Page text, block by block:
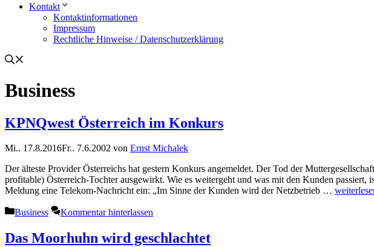
Kontakt
Kontaktinformationen
Impressum
Rechtliche Hinweise / Datenschutzerklärung
Business
KPNQwest Österreich im Konkurs
Mi.. 17.8.2016Fr.. 7.6.2002 von Ernst Michalek
Der älteste Provider Österreichs hat gestern Konkurs angemeldet. Der Tod der
profitable) Österreich-Tochter ausgewirkt. Wie es weitergeht und was mit den Kunden
Meldung eine Telekom-Nachricht ein: „Im Sinne der Kunden wird der Netzbetrieb …
Kategorien
Business Kommentar hinterlassen
Das Moorhuhn wird geschlachtet